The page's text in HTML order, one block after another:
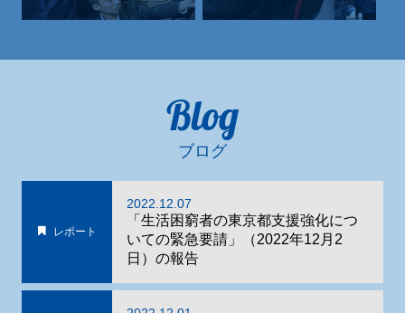
Blog
ブログ
レポート
2022.12.07
「生活困窮者の東京都支援強化につ
いての緊急要請」（2022年12月2
日）の報告